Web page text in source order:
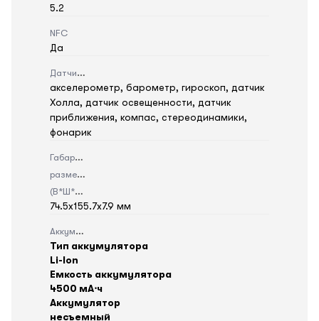
5.2
NFC
Да
Датчики
акселерометр, барометр, гироскоп, датчик
Холла, датчик освещенности, датчик
приближения, компас, стереодинамики,
фонарик
Габаритные
размеры
(В*Ш*Г)
74.5x155.7x7.9 мм
Аккумулятор
Тип аккумулятора
Li-Ion
Емкость аккумулятора
4500 мА⋅ч
Аккумулятор
несъемный